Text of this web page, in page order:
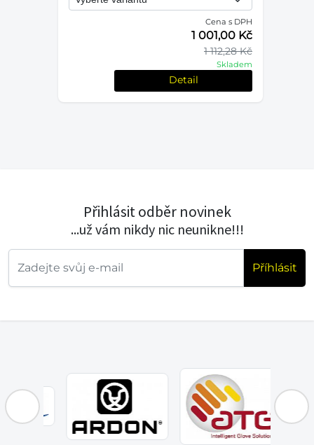
Cena s DPH
1 112,28 Kč
1 001,00 Kč
Skladem
Detail
Přihlásit odběr novinek
...už vám nikdy nic neunikne!!!
Příhlásit